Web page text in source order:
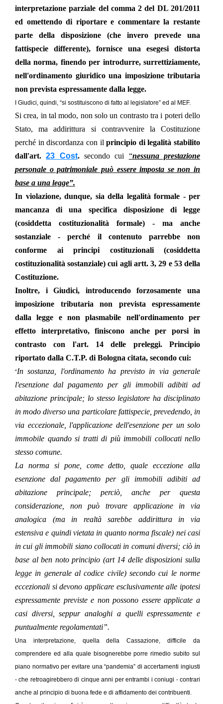
interpretazione parziale del comma 2 del DL 201/2011
ed omettendo di riportare e commentare la restante
parte della disposizione (che invero prevede una
fattispecie differente), fornisce una esegesi distorta
della norma, finendo per introdurre, surrettiziamente,
nell'ordinamento giuridico una imposizione tributaria
non prevista espressamente dalla legge.
I Giudici, quindi, “si sostituiscono di fatto al legislatore” ed al MEF.
Si crea, in tal modo, non solo un contrasto tra i poteri dello
Stato, ma addirittura si contravvenire la Costituzione
perché in discordanza con ilprincipio di legalità stabilito
dall'art.23 Cost.secondo cui “nessuna prestazione
personale o patrimoniale può essere imposta se non in
base a una legge”.
In violazione, dunque, sia della legalità formale - per
mancanza di una specifica disposizione di legge
(cosiddetta costituzionalità formale) - ma anche
sostanziale - perché il contenuto parrebbe non
conforme ai principi costituzionali (cosiddetta
costituzionalità sostanziale) cui agli artt. 3, 29 e 53 della
Costituzione.
Inoltre, i Giudici, introducendo forzosamente una
imposizione tributaria non prevista espressamente
dalla legge e non plasmabile nell'ordinamento per
effetto interpretativo, finiscono anche per porsi in
contrasto con l'art. 14 delle preleggi. Principio
riportato dalla C.T.P. di Bologna citata, secondo cui:
“In sostanza, l'ordinamento ha previsto in via generale
l'esenzione dal pagamento per gli immobili adibiti ad
abitazione principale; lo stesso legislatore ha disciplinato
in modo diverso una particolare fattispecie, prevedendo, in
via eccezionale, l'applicazione dell'esenzione per un solo
immobile quando si tratti di più immobili collocati nello
stesso comune.
La norma si pone, come detto, quale eccezione alla
esenzione dal pagamento per gli immobili adibiti ad
abitazione principale; perciò, anche per questa
considerazione, non può trovare applicazione in via
analogica (ma in realtà sarebbe addirittura in via
estensiva e quindi vietata in quanto norma fiscale) nei casi
in cui gli immobili siano collocati in comuni diversi; ciò in
base al ben noto principio (art 14 delle disposizioni sulla
legge in generale al codice civile) secondo cui le norme
eccezionali si devono applicare esclusivamente alle ipotesi
espressamente previste e non possono essere applicate a
casi diversi, seppur analoghi a quelli espressamente e
puntualmente regolamentati”.
Una interpretazione, quella della Cassazione, difficile da
comprendere ed alla quale bisognerebbe porre rimedio subito sul
piano normativo per evitare una “pandemia” di accertamenti ingiusti
- che retroagirebbero di cinque anni per entrambi i coniugi - contrari
anche al principio di buona fede e di affidamento dei contribuenti.